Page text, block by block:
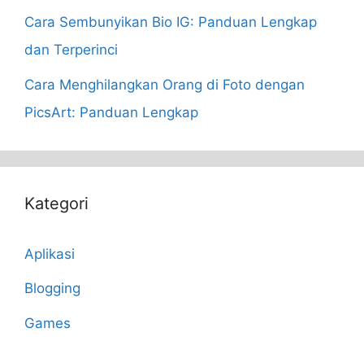
Cara Sembunyikan Bio IG: Panduan Lengkap
dan Terperinci
Cara Menghilangkan Orang di Foto dengan
PicsArt: Panduan Lengkap
Kategori
Aplikasi
Blogging
Games